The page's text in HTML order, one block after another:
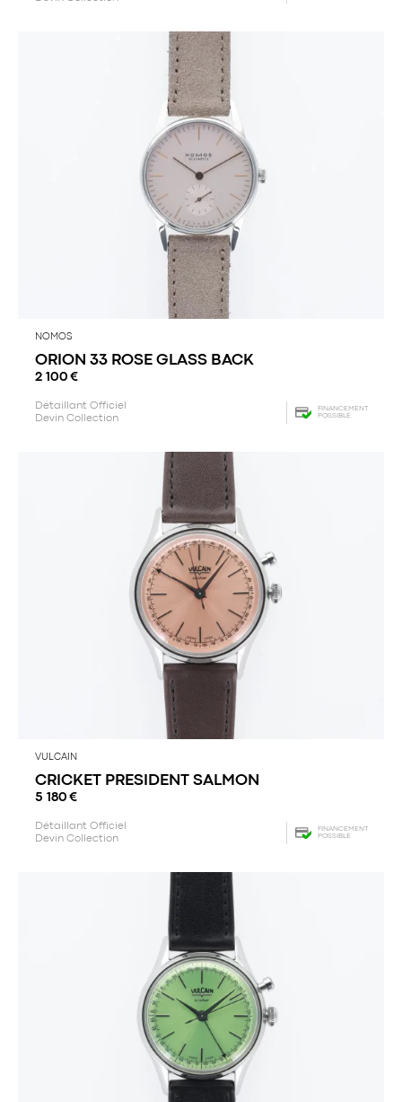
NOMOS
ORION 33 ROSE GLASS BACK
2 100 €
Détaillant Officiel
Devin Collection
FINANCEMENT
POSSIBLE
VULCAIN
CRICKET PRESIDENT SALMON
5 180 €
Détaillant Officiel
Devin Collection
FINANCEMENT
POSSIBLE